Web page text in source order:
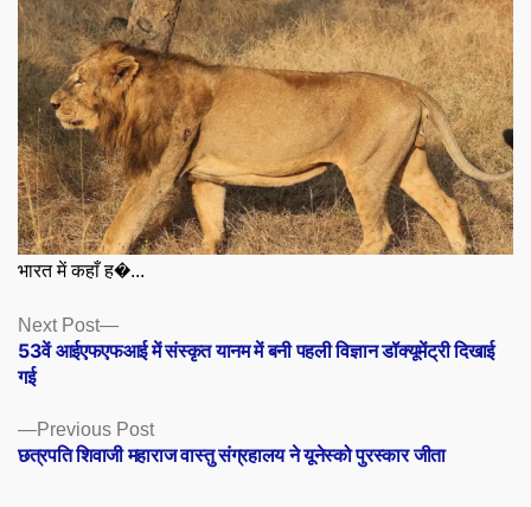
भारत में कहाँ ह�...
Posts
navigation
Previous PostPrevious
post:
छत्रपति शिवाजी महाराज वास्तु संग्रहालय ने यूनेस्को पुरस्कार जीता
Next Post
Next
post:
53वें आईएफएफआई में संस्कृत यानम में बनी पहली विज्ञान डॉक्यूमेंट्री दिखाई
गई